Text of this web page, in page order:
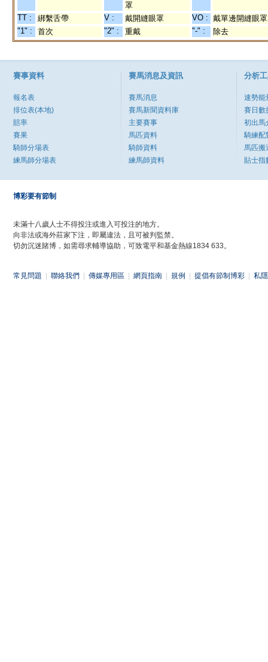
罩
TT : 綁繫舌帶 V : 戴開縫眼罩 VO : 戴單邊開縫眼罩
"1" :
首次 "2" : 重戴 "-" : 除去
賽事資料
報名表
排位表(本地)
賠率
賽果
騎師分場表
練馬師分場表
賽馬消息及資訊
賽馬消息
賽馬新聞資料庫
主要賽事
馬匹資料
騎師資料
練馬師資料
分析
速勢能
賽日數
初出馬
騎練配
馬匹搬
貼士指
博彩要有節制
未滿十八歲人士不得投注或進入可投注的地方。
向非法或海外莊家下注，即屬違法，且可被判監禁。
切勿沉迷賭博，如需尋求輔導協助，可致電平和基金熱線1834 633。
常見問題 聯絡我們 傳媒專用區 網頁指南 規例 提倡有節制博彩 私